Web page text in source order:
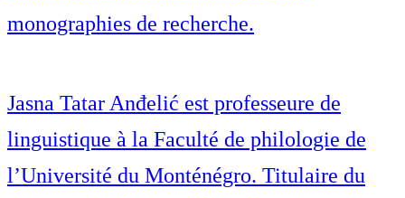
monographies de recherche.
Jasna Tatar Anđelić est professeure de
linguistique à la Faculté de philologie de
l’Université du Monténégro. Titulaire du